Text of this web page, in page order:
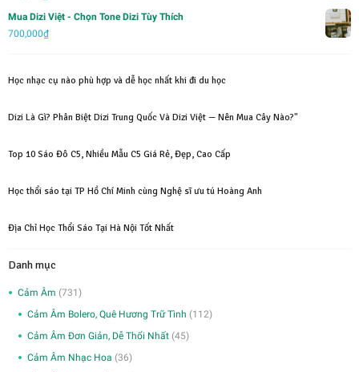
1,500,000₫.
Mua Dizi Việt - Chọn Tone Dizi Tùy Thích
700,000₫
Học nhạc cụ nào phù hợp và dễ học nhất khi đi du học
Dizi Là Gì? Phân Biệt Dizi Trung Quốc Và Dizi Việt — Nên Mua Cây Nào?"
Top 10 Sáo Đô C5, Nhiều Mẫu C5 Giá Rẻ, Đẹp, Cao Cấp
Học thổi sáo tại TP Hồ Chí Minh cùng Nghệ sĩ ưu tú Hoàng Anh
Địa Chỉ Học Thổi Sáo Tại Hà Nội Tốt Nhất
Danh mục
Cảm Âm (731)
Cảm Âm Bolero, Quê Hương Trữ Tình (112)
Cảm Âm Đơn Giản, Dễ Thổi Nhất (45)
Cảm Âm Nhạc Hoa (36)